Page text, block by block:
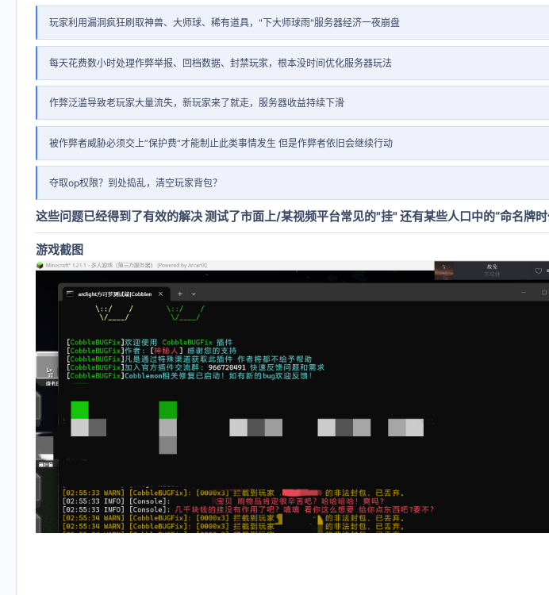
玩家利用漏洞疯狂刷取神兽、大师球、稀有道具，"下大师球雨"服务器经济一夜崩盘
每天花费数小时处理作弊举报、回档数据、封禁玩家，根本没时间优化服务器玩法
作弊泛滥导致老玩家大量流失，新玩家来了就走，服务器收益持续下滑
被作弊者威胁必须交上”保护费“才能制止此类事情发生 但是作弊者依旧会继续行动
夺取op权限？到处捣乱，清空玩家背包？
这些问题已经得到了有效的解决 测试了市面上/某视频平台常见的"挂" 还有某些人口中的“命名牌
游戏截图